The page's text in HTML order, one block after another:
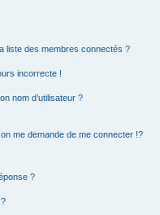
liste des membres connectés ?
incorrecte !
nom d’utilisateur ?
me demande de me connecter !?
?